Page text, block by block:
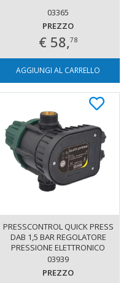
03365
PREZZO
€ 58,78
AGGIUNGI AL CARRELLO
PRESSCONTROL QUICK PRESS
DAB 1,5 BAR REGOLATORE
PRESSIONE ELETTRONICO
SENZA CAVI
03939
PREZZO